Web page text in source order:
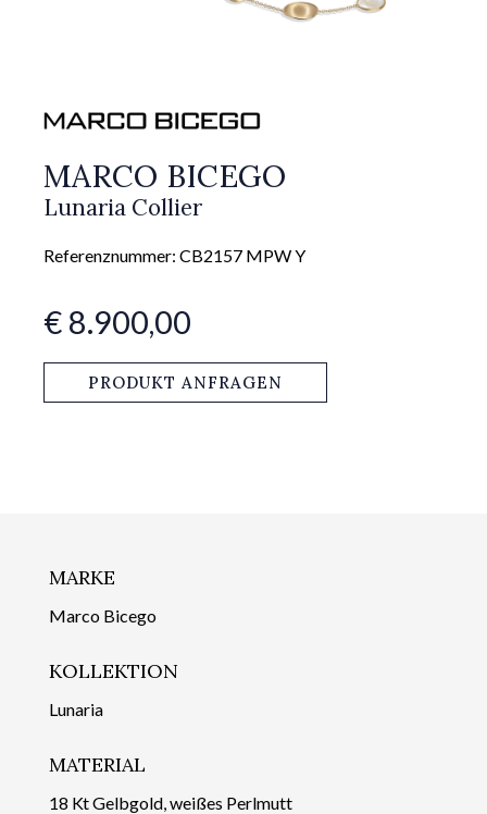
MARCO BICEGO
Lunaria Collier
Referenznummer: CB2157 MPW Y
€ 8.900,00
PRODUKT ANFRAGEN
MARKE
Marco Bicego
KOLLEKTION
Lunaria
MATERIAL
18 Kt Gelbgold, weißes Perlmutt